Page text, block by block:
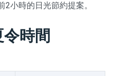
小時的日光節約提案。
時間